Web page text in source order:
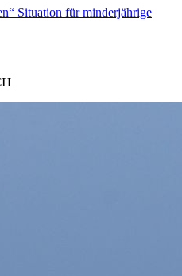
Situation für minderjährige